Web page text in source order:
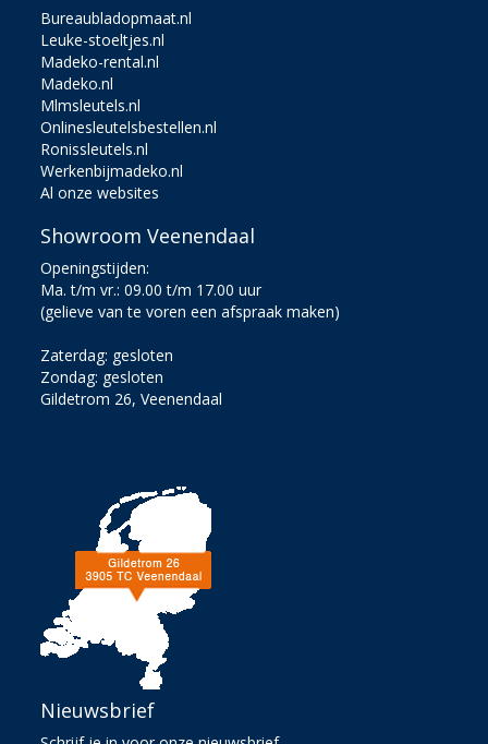
Bureaubladopmaat.nl
Leuke-stoeltjes.nl
Madeko-rental.nl
Madeko.nl
Mlmsleutels.nl
Onlinesleutelsbestellen.nl
Ronissleutels.nl
Werkenbijmadeko.nl
Al onze websites
Showroom Veenendaal
Openingstijden:
Ma. t/m vr.: 09.00 t/m 17.00 uur
(gelieve van te voren een afspraak maken)
Zaterdag: gesloten
Zondag: gesloten
Gildetrom 26, Veenendaal
Nieuwsbrief